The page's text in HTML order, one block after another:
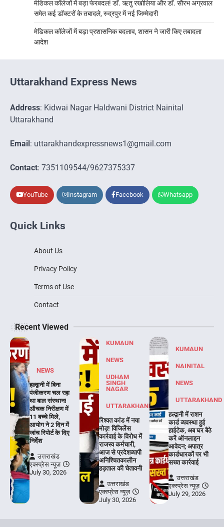
मेडिकल कॉलेजों में बड़ा फेरबदल! डॉ. ऋतु रखोलिया और डॉ. सौरभ अग्रवाल
समेत कई डॉक्टरों के तबादले, रुद्रपुर में नई जिम्मेदारी
मेडिकल कॉलेजों में बड़ा प्रशासनिक बदलाव, शासन ने जारी किए तबादला
आदेश
Uttarakhand Express News
Address: Kidwai Nagar Haldwani District Nainital
Uttarakhand
Email : uttarakhandexpressnews1@gmail.com
Contact: 7351109544/9627375337
YouTube Instagram Facebook Whatsapp
Quick Links
About Us
Privacy Policy
Terms of Use
Contact
Recent Viewed
NEWS
हल्द्वानी में बिना
पंजीकरण चल रहा
था बाल संस्थान!
औचक निरीक्षण में
11 बच्चे मिले,
आयोग ने 2 दिन में
जांच रिपोर्ट के दिए
निर्देश
उत्तराखंड
एक्स्प्रेस न्यूज़
July 30, 2026
KUMAUN
NEWS
UDHAM
SINGH
NAGAR
UTTARAKHAND
रिश्वत कांड में नया
मोड़! विजिलेंस
कार्रवाई के विरोध में
राजस्व कर्मचारी,
आज से प्रदेशव्यापी
अनिश्चितकालीन
हड़ताल की चेतावनी
उत्तराखंड
एक्स्प्रेस न्यूज़
July 30, 2026
KUMAUN
NAINITAL
NEWS
UTTARAKHAND
हल्द्वानी में राशन
कार्ड व्यवस्था हुई
हाईटेक, अब घर बैठे
करें ऑनलाइन
आवेदन; अपात्र
कार्डधारकों पर भी
सख्त कार्रवाई
उत्तराखंड
एक्स्प्रेस न्यूज़
July 29, 2026